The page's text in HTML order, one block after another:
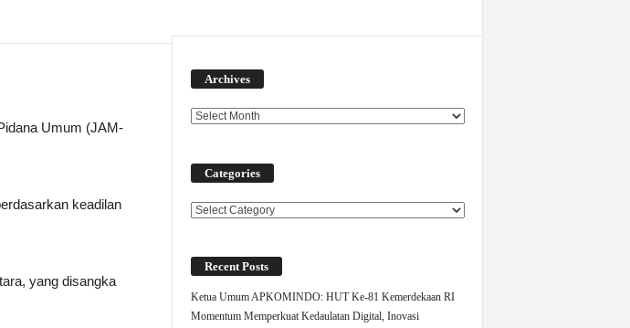
Umum (JAM-
keadilan
yang disangka
Archives
Categories
Categories
Recent Posts
Ketua Umum APKOMINDO: HUT Ke-81 Kemerdekaan RI
Momentum Memperkuat Kedaulatan Digital, Inovasi